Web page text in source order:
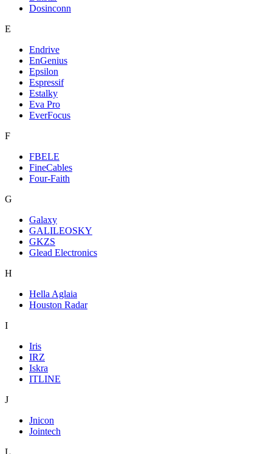
Dosinconn
E
Endrive
EnGenius
Epsilon
Espressif
Estalky
Eva Pro
EverFocus
F
FBELE
FineCables
Four-Faith
G
Galaxy
GALILEOSKY
GKZS
Glead Electronics
H
Hella Aglaia
Houston Radar
I
Iris
IRZ
Iskra
ITLINE
J
Jnicon
Jointech
L